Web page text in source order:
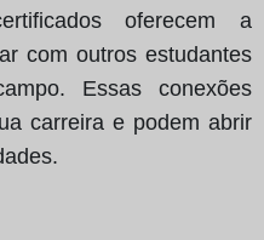
oferecem a
com outros estudantes
Essas conexões
carreira e podem abrir